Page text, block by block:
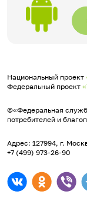
Национальный проект
Федеральный проект
©«Федеральная
потребителей и
Адрес: 127994, г.
+7 (499) 973-26-90